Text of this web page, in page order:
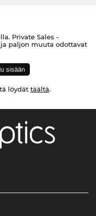
Private Sales -
paljon muuta odottavat
löydät täältä.